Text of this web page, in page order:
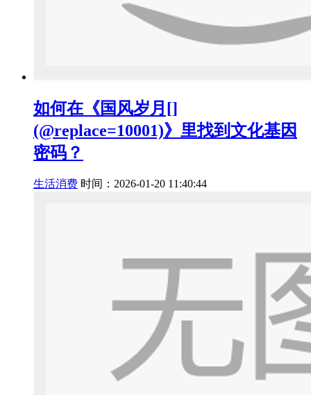
如何在《国风岁月[]
(@replace=10001)》里找到文化基因
密码？
生活消费 时间：2026-01-20 11:40:44